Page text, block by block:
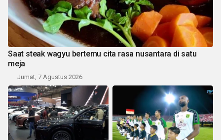
Saat steak wagyu bertemu cita rasa nusantara di satu
meja
Jumat, 7 Agustus 2026